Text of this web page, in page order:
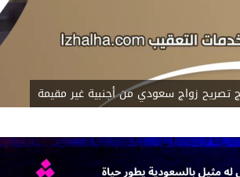
تصريح زواج سعودي من أجنبية غير مقيمة